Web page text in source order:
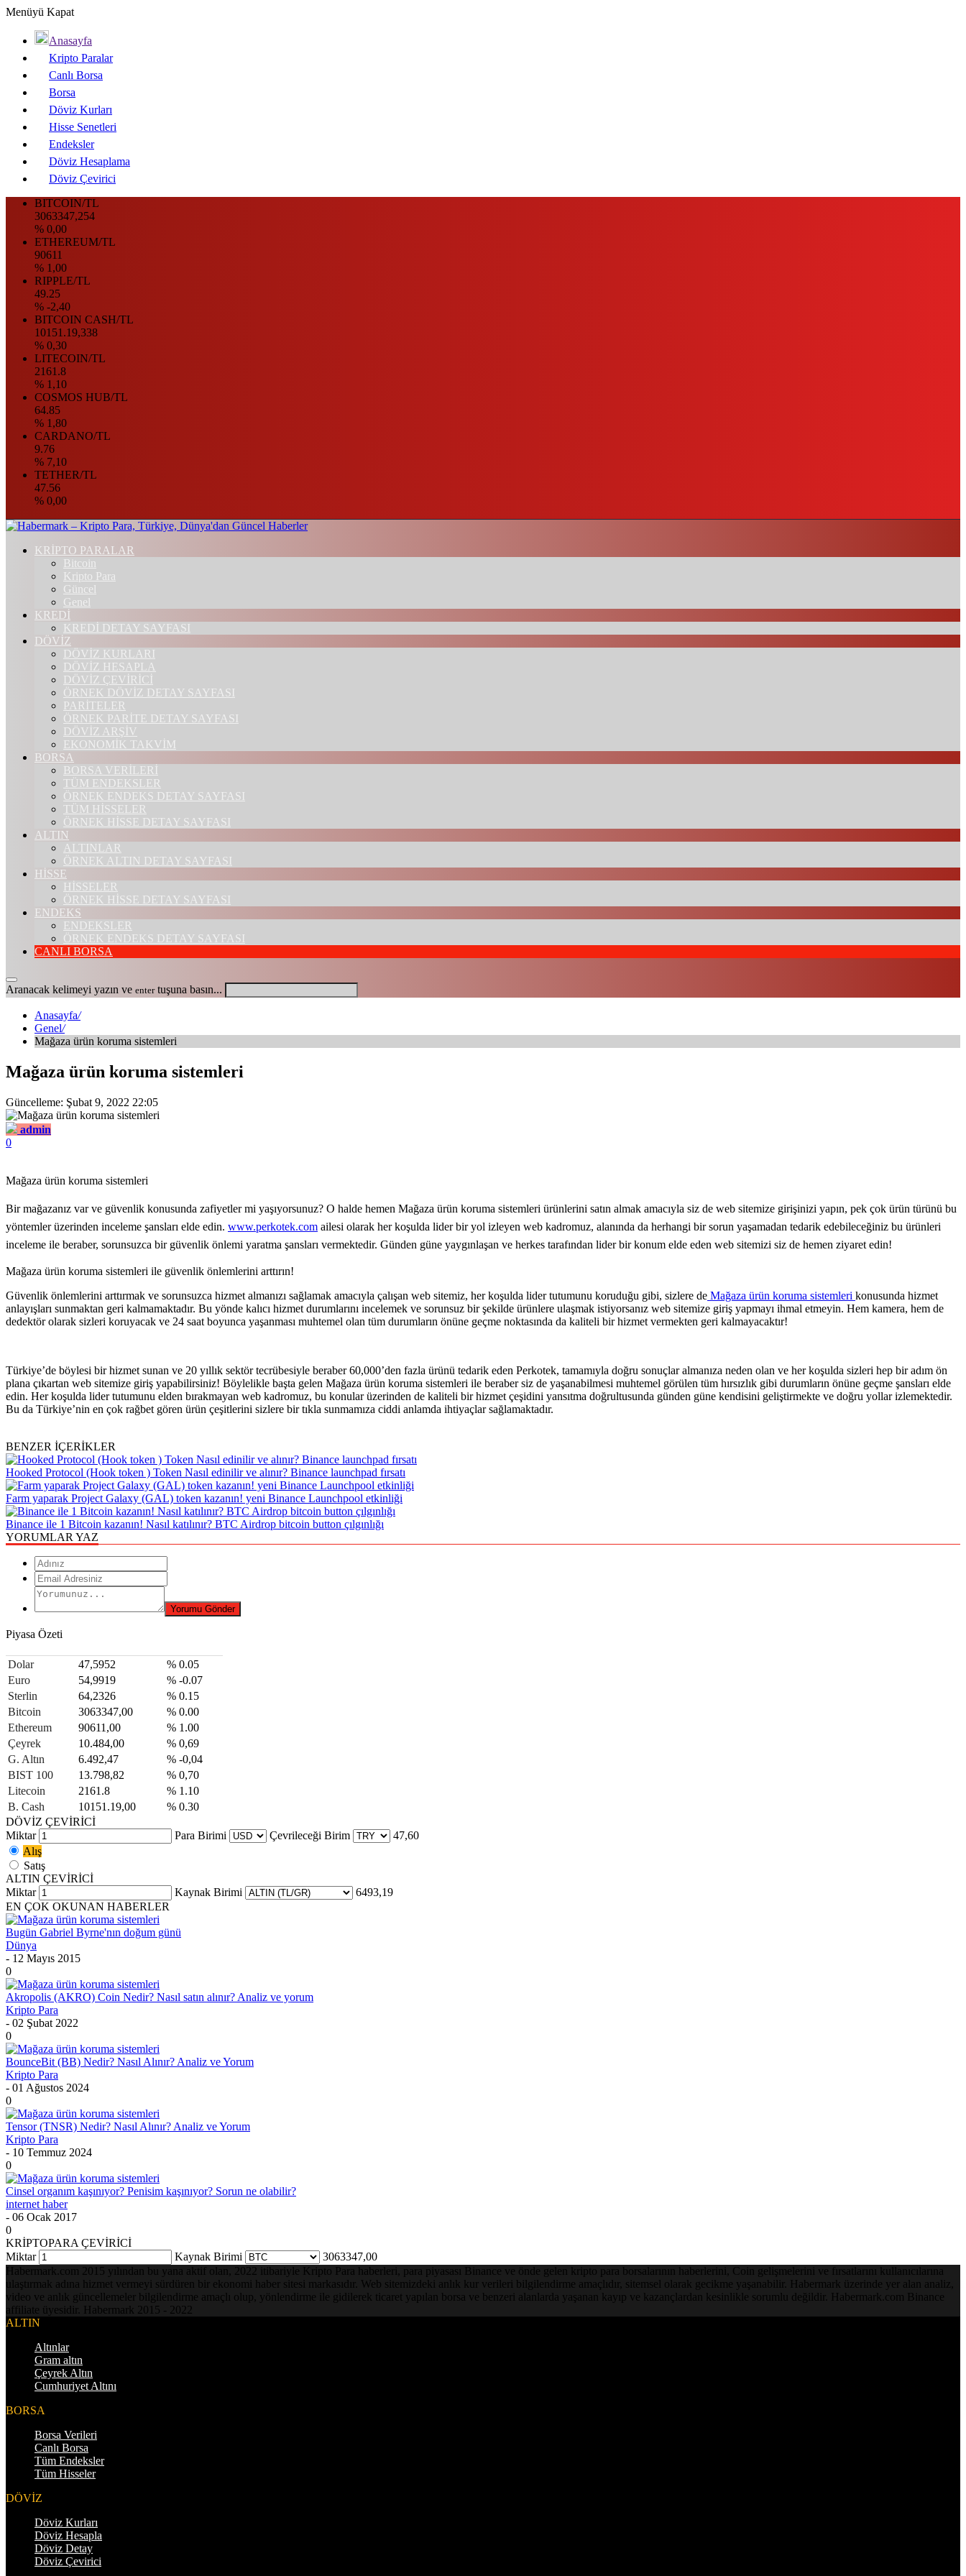
Menüyü Kapat
Anasayfa
Kripto Paralar
Canlı Borsa
Borsa
Döviz Kurları
Hisse Senetleri
Endeksler
Döviz Hesaplama
Döviz Çevirici
BITCOIN/TL
3063347,254
% 0,00
ETHEREUM/TL
90611
% 1,00
RIPPLE/TL
49.25
% -2,40
BITCOIN CASH/TL
10151.19,338
% 0,30
LITECOIN/TL
2161.8
% 1,10
COSMOS HUB/TL
64.85
% 1,80
CARDANO/TL
9.76
% 7,10
TETHER/TL
47.56
% 0,00
KRİPTO PARALAR
Bitcoin
Kripto Para
Güncel
Genel
KREDİ
KREDİ DETAY SAYFASI
DÖVİZ
DÖVİZ KURLARI
DÖVİZ HESAPLA
DÖVİZ ÇEVİRİCİ
ÖRNEK DÖVİZ DETAY SAYFASI
PARİTELER
ÖRNEK PARİTE DETAY SAYFASI
DÖVİZ ARŞİV
EKONOMİK TAKVİM
BORSA
BORSA VERİLERİ
TÜM ENDEKSLER
ÖRNEK ENDEKS DETAY SAYFASI
TÜM HİSSELER
ÖRNEK HİSSE DETAY SAYFASI
ALTIN
ALTINLAR
ÖRNEK ALTIN DETAY SAYFASI
HİSSE
HİSSELER
ÖRNEK HİSSE DETAY SAYFASI
ENDEKS
ENDEKSLER
ÖRNEK ENDEKS DETAY SAYFASI
CANLI BORSA
Aranacak kelimeyi yazın ve entertuşuna basın...
Anasayfa/
Genel/
Mağaza ürün koruma sistemleri
Mağaza ürün koruma sistemleri
Güncelleme: Şubat 9, 2022 22:05
admin
0
Mağaza ürün koruma sistemleri
Bir mağazanız var ve güvenlik konusunda zafiyetler mi yaşıyorsunuz? O halde hemen Mağaza ürün koruma sistemleri ürünlerini satın almak amacıyla siz de web sitemize girişinizi yapın, pek çok ürün türünü bu
yöntemler üzerinden inceleme şansları elde edin. www.perkotek.com ailesi olarak her koşulda lider bir yol izleyen web kadromuz, alanında da herhangi bir sorun yaşamadan tedarik edebileceğiniz bu ürünleri
inceleme ile beraber, sorunsuzca bir güvenlik önlemi yaratma şansları vermektedir. Günden güne yaygınlaşan ve herkes tarafından lider bir konum elde eden web sitemizi siz de hemen ziyaret edin!
Mağaza ürün koruma sistemleri ile güvenlik önlemlerini arttırın!
Güvenlik önlemlerini arttırmak ve sorunsuzca hizmet almanızı sağlamak amacıyla çalışan web sitemiz, her koşulda lider tutumunu koruduğu gibi, sizlere de Mağaza ürün koruma sistemleri konusunda hizmet
anlayışları sunmaktan geri kalmamaktadır. Bu yönde kalıcı hizmet durumlarını incelemek ve sorunsuz bir şekilde ürünlere ulaşmak istiyorsanız web sitemize giriş yapmayı ihmal etmeyin. Hem kamera, hem de
dedektör olarak sizleri koruyacak ve 24 saat boyunca yaşanması muhtemel olan tüm durumların önüne geçme noktasında da kaliteli bir hizmet vermekten geri kalmayacaktır!
Türkiye’de böylesi bir hizmet sunan ve 20 yıllık sektör tecrübesiyle beraber 60,000’den fazla ürünü tedarik eden Perkotek, tamamıyla doğru sonuçlar almanıza neden olan ve her koşulda sizleri hep bir adım ön
plana çıkartan web sitemize giriş yapabilirsiniz! Böylelikle başta gelen Mağaza ürün koruma sistemleri ile beraber siz de yaşanabilmesi muhtemel görülen tüm hırsızlık gibi durumların önüne geçme şansları elde
edin. Her koşulda lider tutumunu elden bırakmayan web kadromuz, bu konular üzerinden de kaliteli bir hizmet çeşidini yansıtma doğrultusunda günden güne kendisini geliştirmekte ve doğru yollar izlemektedir.
Bu da Türkiye’nin en çok rağbet gören ürün çeşitlerini sizlere bir tıkla sunmamıza ciddi anlamda ihtiyaçlar sağlamaktadır.
BENZER İÇERİKLER
Hooked Protocol (Hook token ) Token Nasıl edinilir ve alınır? Binance launchpad fırsatı
Farm yaparak Project Galaxy (GAL) token kazanın! yeni Binance Launchpool etkinliği
Binance ile 1 Bitcoin kazanın! Nasıl katılınır? BTC Airdrop bitcoin button çılgınlığı
YORUMLAR YAZ
Piyasa Özeti
Dolar 47,5952
% 0.05
Euro
54,9919
% -0.07
Sterlin
64,2326
% 0.15
Bitcoin
3063347,00
% 0.00
Ethereum
90611,00
% 1.00
Çeyrek
10.484,00
% 0,69
G. Altın
6.492,47
% -0,04
BIST 100
13.798,82
% 0,70
Litecoin
2161.8
% 1.10
B. Cash
10151.19,00
% 0.30
DÖVİZ ÇEVİRİCİ
Miktar
Para Birimi Çevrileceği Birim
47,60
Alış
Satış
ALTIN ÇEVİRİCİ
Miktar
Kaynak Birimi
6493,19
EN ÇOK OKUNAN HABERLER
Bugün Gabriel Byrne'nın doğum günü
Dünya
- 12 Mayıs 2015
0
Akropolis (AKRO) Coin Nedir? Nasıl satın alınır? Analiz ve yorum
Kripto Para
- 02 Şubat 2022
0
BounceBit (BB) Nedir? Nasıl Alınır? Analiz ve Yorum
Kripto Para
- 01 Ağustos 2024
0
Tensor (TNSR) Nedir? Nasıl Alınır? Analiz ve Yorum
Kripto Para
- 10 Temmuz 2024
0
Cinsel organım kaşınıyor? Penisim kaşınıyor? Sorun ne olabilir?
internet haber
- 06 Ocak 2017
0
KRİPTOPARA ÇEVİRİCİ
Miktar
Kaynak Birimi
3063347,00
Habermark.com 2015 yılından bu yana aktif olan, 2022 itibariyle Kripto Para haberleri, para piyasası Binance ve önde gelen kripto para borsalarının haberlerini, Coin gelişmelerini ve fırsatlarını kullanıcılarına
ulaştırmak adına hizmet vermeyi sürdüren bir ekonomi haber sitesi markasıdır. Web sitemizdeki anlık kur verileri bilgilendirme amaçlıdır, sitemsel olarak gecikme yaşanabilir. Habermark üzerinde yer alan analiz,
video ve anlık güncellemeler bilgilendirme amaçlı olup, yönlendirme ile gidilerek ticaret yapılan borsa ve benzeri alanlarda yaşanan kayıp ve kazançlardan kesinlikle sorumlu değildir. Habermark.com Binance
affiliate üyesidir. Habermark 2015 - 2022
ALTIN
Altınlar
Gram altın
Çeyrek Altın
Cumhuriyet Altını
BORSA
Borsa Verileri
Canlı Borsa
Tüm Endeksler
Tüm Hisseler
DÖVİZ
Döviz Kurları
Döviz Hesapla
Döviz Detay
Döviz Çevirici